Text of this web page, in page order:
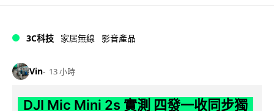
3C科技 家居無線 影音產品
Vin 13 小時
DJI Mic Mini 2s 實測 四發一收同步獨